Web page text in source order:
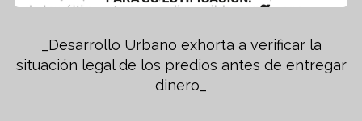
_Desarrollo Urbano exhorta a verificar la
situación legal de los predios antes de entregar
dinero_